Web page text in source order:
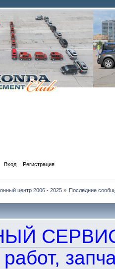
Вход Регистрация
центр 2006 - 2025» Последние